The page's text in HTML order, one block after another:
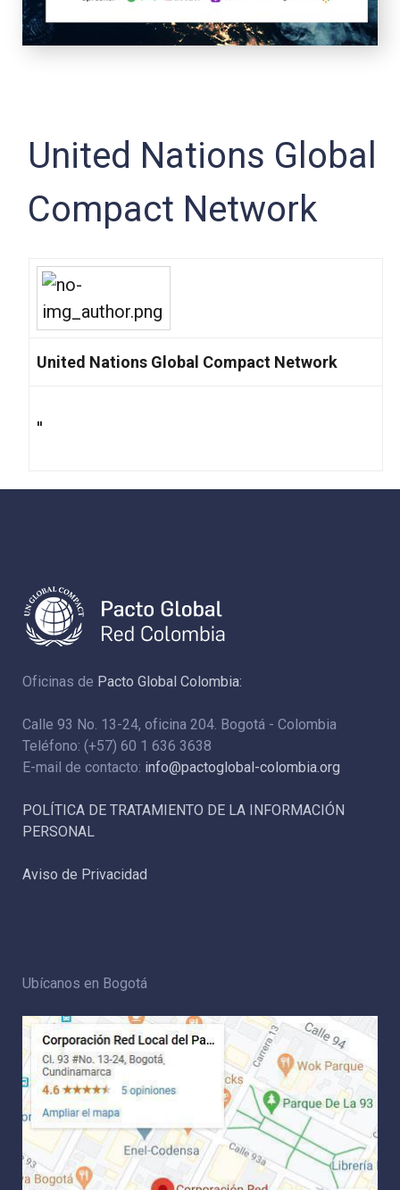
United Nations Global
Compact Network
United Nations Global Compact Network
''
Oficinas de Pacto Global Colombia:
Calle 93 No. 13-24, oficina 204. Bogotá - Colombia
Teléfono: (+57) 60 1 636 3638
E-mail de contacto: info@pactoglobal-colombia.org
POLÍTICA DE TRATAMIENTO DE LA INFORMACIÓN
PERSONAL
Aviso de Privacidad
Ubícanos en Bogotá